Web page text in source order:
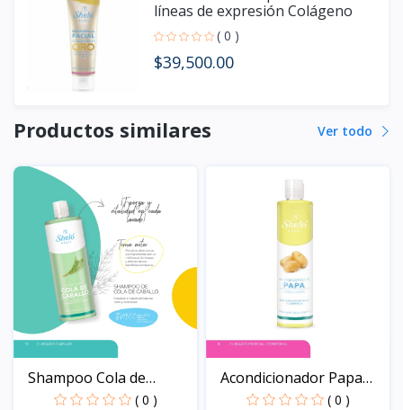
líneas de expresión Colágeno
Oro Shelo nabel
( 0 )
$39,500.00
Productos similares Ver todo
Shampoo Cola de
Caballo...
( 0 )
Acondicionador Papa
SHE...
( 0 )